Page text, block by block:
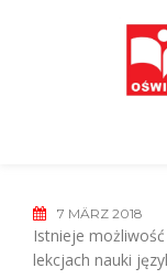
7 MÄRZ 2018
Istnieje
lekcjach nauki